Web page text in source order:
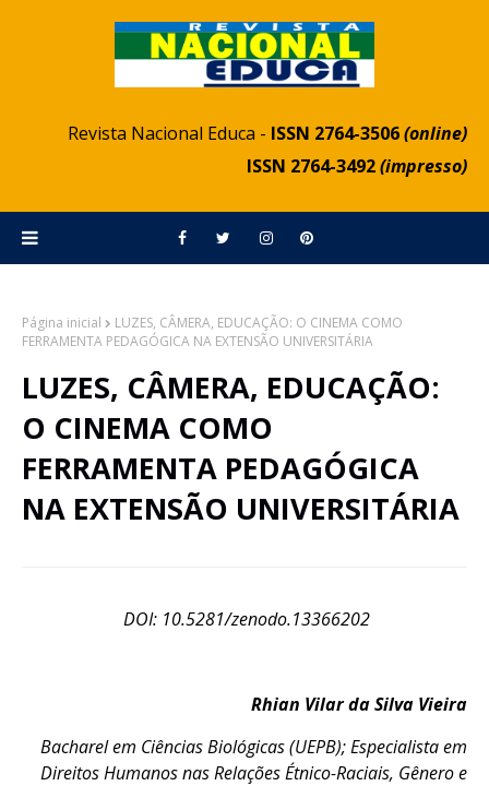
Revista Nacional Educa - ISSN 2764-3506(online)
ISSN 2764-3492(impresso)
Página inicial
LUZES, CÂMERA, EDUCAÇÃO: O CINEMA COMO
FERRAMENTA PEDAGÓGICA NA EXTENSÃO UNIVERSITÁRIA
LUZES, CÂMERA, EDUCAÇÃO:
O CINEMA COMO
FERRAMENTA PEDAGÓGICA
NA EXTENSÃO UNIVERSITÁRIA
DOI: 10.5281/zenodo.13366202
Rhian Vilar da Silva Vieira
Bacharel em Ciências Biológicas (UEPB); Especialista em
Direitos Humanos nas Relações Étnico-Raciais, Gênero e